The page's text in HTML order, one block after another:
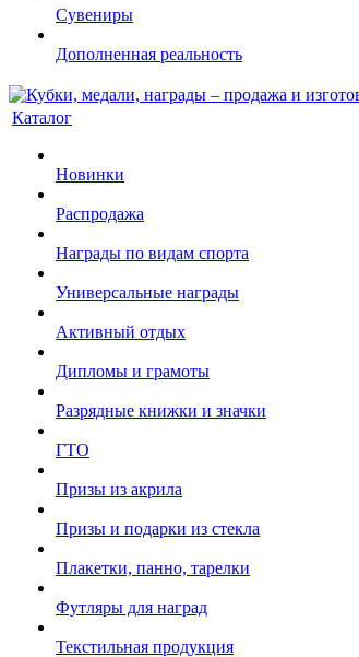
Сувениры
Дополненная реальность
Каталог
Новинки
Распродажа
Награды по видам спорта
Универсальные награды
Активный отдых
Дипломы и грамоты
Разрядные книжки и значки
ГТО
Призы из акрила
Призы и подарки из стекла
Плакетки, панно, тарелки
Футляры для наград
Текстильная продукция